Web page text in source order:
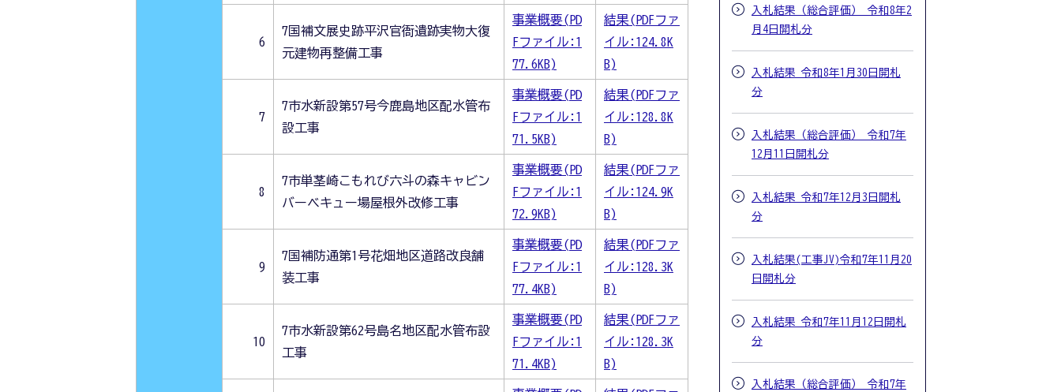
6
7国補文展史跡平沢官衙遺跡実物大復
元建物再整備工事
事業概要(PD
Fファイル:1
77.6KB)
結果(PDFファ
イル:124.8K
B)
7
7市水新設第57号今鹿島地区配水管布
設工事
事業概要(PD
Fファイル:1
71.5KB)
結果(PDFファ
イル:128.8K
B)
8
7市単茎崎こもれび六斗の森キャビン
バーベキュー場屋根外改修工事
事業概要(PD
Fファイル:1
72.9KB)
結果(PDFファ
イル:124.9K
B)
9
7国補防通第1号花畑地区道路改良舗
装工事
事業概要(PD
Fファイル:1
77.4KB)
結果(PDFファ
イル:128.3K
B)
10
7市水新設第62号島名地区配水管布設
工事
事業概要(PD
Fファイル:1
71.4KB)
結果(PDFファ
イル:128.3K
B)
入札結果（総合評価） 令和8年2
月4日開札分
入札結果 令和8年1月30日開札
分
入札結果（総合評価） 令和7年
12月11日開札分
入札結果 令和7年12月3日開札
分
入札結果(工事JV)令和7年11月20
日開札分
入札結果 令和7年11月12日開札
分
入札結果（総合評価） 令和7年